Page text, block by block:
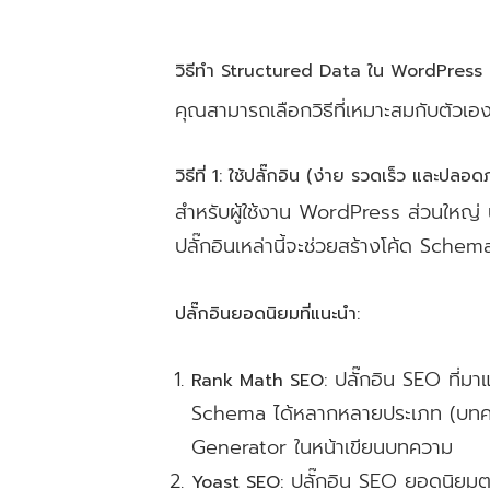
วิธีทำ Structured Data ใน WordPress
คุณสามารถเลือกวิธีที่เหมาะสมกับตัวเ
วิธีที่ 1: ใช้ปลั๊กอิน (ง่าย รวดเร็ว และปลอ
สำหรับผู้ใช้งาน WordPress ส่วนให
ปลั๊กอินเหล่านี้จะช่วยสร้างโค้ด
ปลั๊กอินยอดนิยมที่แนะนำ:
Rank Math SEO: ปลั๊กอิน SEO ที่มา
Schema ได้หลากหลายประเภท (บ
Generator ในหน้าเขียนบทความ
Yoast SEO: ปลั๊กอิน SEO ยอดนิยม